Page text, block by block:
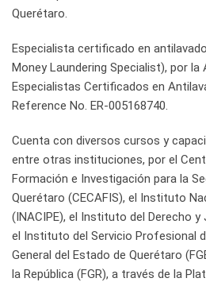
Querétaro.
Especialista certificado en
Money Laundering Specialist), por la
Especialistas Certificados en
Reference No. ER-005168740.
Cuenta con diversos cursos y
entre otras instituciones, por el
Formación e Investigación para la
Querétaro (CECAFIS), el Instituto
(INACIPE), el Instituto del Derecho
el Instituto del Servicio Profesional
General del Estado de Querétaro
la República (FGR), a través de la